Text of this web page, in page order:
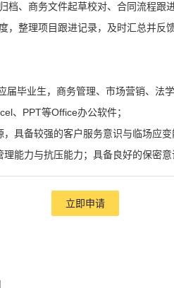
、商务文件起草校对、合同流程跟
整理项目跟进记录，及时汇总并反
毕业生，商务管理、市场营销、法
、PPT等Office办公软件；
具备较强的客户服务意识与临场应变
能力与抗压能力；具备良好的保密
立即申请